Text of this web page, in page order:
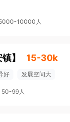
10000人
镇】 15-30k
好 发展空间大
50-99人